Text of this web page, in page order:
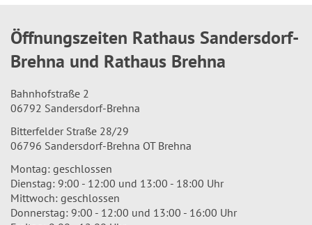
Öffnungszeiten Rathaus Sandersdorf-
Brehna und Rathaus Brehna
Bahnhofstraße 2
06792 Sandersdorf-Brehna
Bitterfelder Straße 28/29
06796 Sandersdorf-Brehna OT Brehna
Montag: geschlossen
Dienstag: 9:00 - 12:00 und 13:00 - 18:00 Uhr
Mittwoch: geschlossen
Donnerstag: 9:00 - 12:00 und 13:00 - 16:00 Uhr